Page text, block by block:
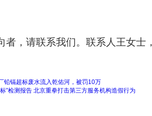
者，请联系我们。联系人王女士
铅镉超标废水流入乾佑河，被罚10万
”检测报告 北京重拳打击第三方服务机构造假行为